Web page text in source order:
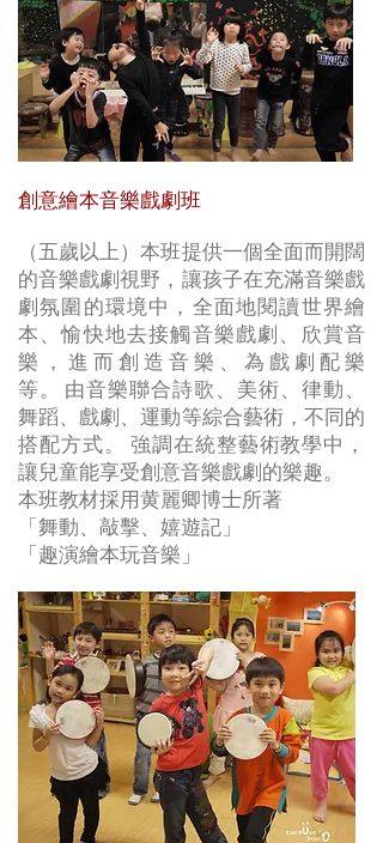
創意繪本音樂戲劇班
（五歲以上）本班提供一個全面而開闊
的音樂戲劇視野，讓孩子在充滿音樂戲
劇氛圍的環境中，全面地閱讀世界繪
本、愉快地去接觸音樂戲劇、欣賞音
樂，進而創造音樂、為戲劇配樂
等。 由音樂聯合詩歌、美術、律動、
舞蹈、戲劇、運動等綜合藝術，不同的
搭配方式。 強調在統整藝術教學中，
讓兒童能享受創意音樂戲劇的樂趣。
本班教材採用黄麗卿博士所著
「舞動、敲擊、嬉遊記」
​「趣演繪本玩音樂」